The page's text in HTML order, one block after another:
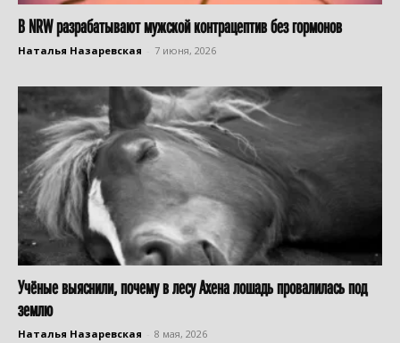
В NRW разрабатывают мужской контрацептив без гормонов
Наталья Назаревская 7 июня, 2026
Учёные выяснили, почему в лесу Ахена лошадь провалилась под
землю
Наталья Назаревская 8 мая, 2026